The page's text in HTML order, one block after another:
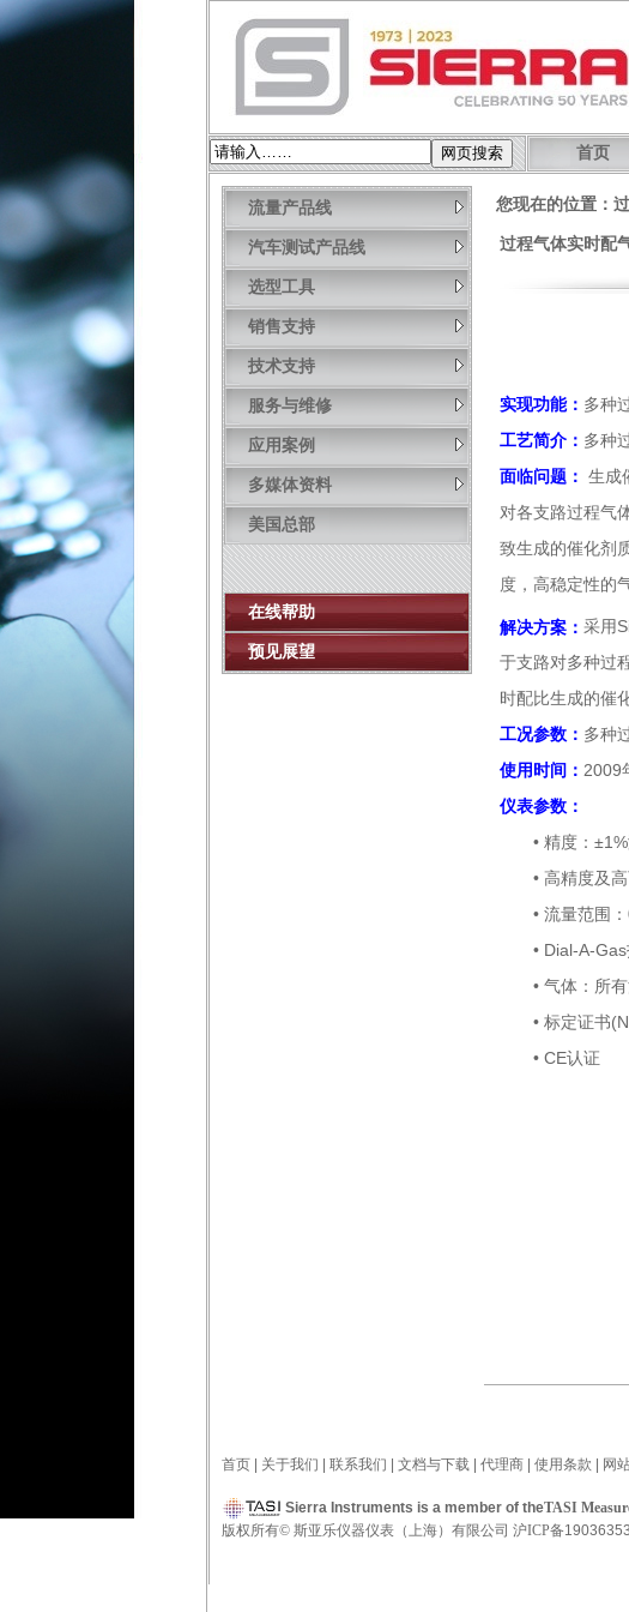
首页
流量产品线
汽车测试产品线
选型工具
销售支持
技术支持
服务与维修
应用案例
多媒体资料
美国总部
在线帮助
预见展望
您现在的位置：
过程气体实时配
实现功能： 多种
工艺简介： 多种
面临问题： 生成
对各支路过程气
致生成的催化剂
度，高稳定性的
解决方案： 采用
于支路对多种过
时配比生成的催
工况参数： 多种
使用时间： 2009
仪表参数：
• 精度：±1%
• 高精度及高
• 流量范围：
• Dial-A-Gas
• 气体：所有
• 标定证书
• CE认证
首页 关于我们 联系我们 文档与下载 代理商 使用条款 网
Sierra Instruments is a member of theTASI
版权所有© 斯亚乐仪器仪表（上海）有限公司 沪ICP备